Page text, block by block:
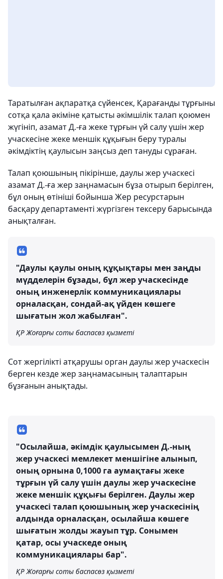
Таратылған ақпаратқа сүйенсек, Қарағанды тұрғыны
сотқа қала әкіміне қатысты әкімшілік талап қоюмен
жүгініп, азамат Д.-ға жеке тұрғын үй салу үшін жер
учаскесіне жеке меншік құқығын беру туралы
әкімдіктің қаулысын заңсыз деп тануды сұраған.
Талап қоюшының пікірінше, даулы жер учаскесі
азамат Д.-ға жер заңнамасын бұза отырып берілген,
бұл оның өтініші бойынша Жер ресурстарын
басқару департаменті жүргізген тексеру барысында
анықталған.
"Даулы қаулы оның құқықтары мен заңды
мүдделерін бұзады, бұл жер учаскесінде
оның инженерлік коммуникациялары
орналасқан, сондай-ақ үйден көшеге
шығатын жол жабылған".
ҚР Жоғарғы соты баспасөз қызметі
Сот жергілікті атқарушы орган даулы жер учаскесін
берген кезде жер заңнамасының талаптарын
бұзғанын анықтады.
"Осылайша, әкімдік қаулысымен Д.-ның
жер учаскесі мемлекет меншігіне алынып,
оның орнына 0,1000 га аумақтағы жеке
тұрғын үй салу үшін даулы жер учаскесіне
жеке меншік құқығы берілген. Даулы жер
учаскесі талап қоюшының жер учаскесінің
алдында орналасқан, осылайша көшеге
шығатын жолды жауып тұр. Сонымен
қатар, осы учаскеде оның
коммуникациялары бар".
ҚР Жоғарғы соты баспасөз қызметі